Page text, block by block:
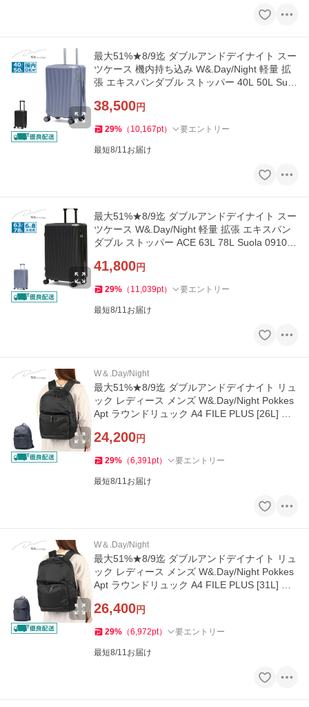
最大51%★8/9迄 ダブルアンドデイナイト スー
ツケース 機内持ち込み W&.Day/Night 軽量 拡
張 エキスパンダブル ストッパー 40L 50L Suol
38,500円
29% （ 10,167pt） 要エントリー
最短8/11お届け
最大51%★8/9迄 ダブルアンドデイナイト スー
ツケース W&.Day/Night 軽量 拡張 エキスパン
ダブル ストッパー ACE 63L 78L Suola 09102
41,800円
29% （ 11,039pt） 要エントリー
最短8/11お届け
W＆.Day/Night
最大51%★8/9迄 ダブルアンドデイナイト リュ
ック レディース メンズ W&.Day/Night Pokkes
Apt ラウンドリュック A4 FILE PLUS [26L] サ
24,200円
29% （6,391pt） 要エントリー
最短8/11お届け
W＆.Day/Night
最大51%★8/9迄 ダブルアンドデイナイト リュ
ック レディース メンズ W&.Day/Night Pokkes
Apt ラウンドリュック A4 FILE PLUS [31L] サ
26,400円
29% （6,972pt） 要エントリー
最短8/11お届け